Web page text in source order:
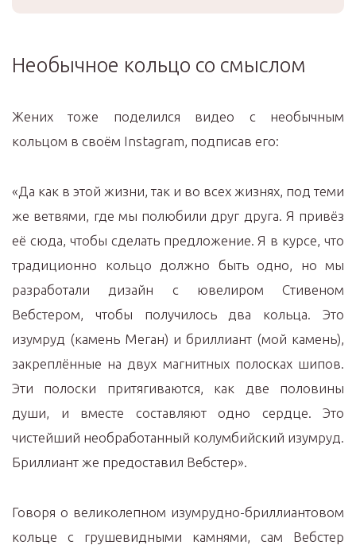
Необычное кольцо со смыслом
Жених тоже поделился видео с необычным
кольцом в своём Instagram, подписав его:
«Да как в этой жизни, так и во всех жизнях, под теми
же ветвями, где мы полюбили друг друга. Я привёз
её сюда, чтобы сделать предложение. Я в курсе, что
традиционно кольцо должно быть одно, но мы
разработали дизайн с ювелиром Стивеном
Вебстером, чтобы получилось два кольца. Это
изумруд (камень Меган) и бриллиант (мой камень),
закреплённые на двух магнитных полосках шипов.
Эти полоски притягиваются, как две половины
души, и вместе составляют одно сердце. Это
чистейший необработанный колумбийский изумруд.
Бриллиант же предоставил Вебстер».
Говоря о великолепном изумрудно-бриллиантовом
кольце с грушевидными камнями, сам Вебстер